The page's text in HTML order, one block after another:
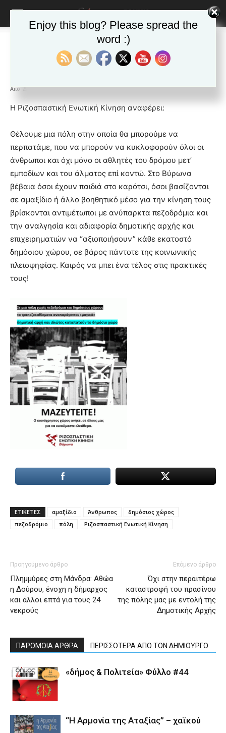
Ανακοινώσεις - Δελτία τύπου
Ανακοινώσεις - Δελτία τύπου Δημοφιλή άρθρα
Μαζευτείτε!
Από Δ&Π - 16 Ιουνίου 2022
blonde
hot
cam
show.desi
xxx
lyons
teaches
you
the
of
pain.
pornhun
hd
Η Ριζοσπαστική Ενωτική Κίνηση αναφέρει:
Θέλουμε μια πόλη στην οποία θα μπορούμε να
περπατάμε, που να μπορούν να κυκλοφορούν όλοι οι
άνθρωποι και όχι μόνο οι αθλητές του δρόμου μετ’
εμποδίων και του άλματος επί κοντώ. Στο Βύρωνα
βέβαια όσοι έχουν παιδιά στο καρότσι, όσοι βασίζονται
σε αμαξίδιο ή άλλο βοηθητικό μέσο για την κίνηση τους
βρίσκονται αντιμέτωποι με ανύπαρκτα πεζοδρόμια και
την αναλγησία και αδιαφορία δημοτικής αρχής και
επιχειρηματιών να “αξιοποιήσουν” κάθε εκατοστό
δημόσιου χώρου, σε βάρος πάντοτε της κοινωνικής
πλειοψηφίας. Καιρός να μπει ένα τέλος στις πρακτικές
τους!
ΕΤΙΚΕΤΕΣ αμαξίδιο Άνθρωπος
δημόσιος χώρος
πεζοδρόμιo
πόλη Ριζοσπαστική Ενωτική Κίνηση
Προηγούμενο άρθρο
Πλημμύρες στη Μάνδρα: Αθώα
η Δούρου, ένοχη η δήμαρχος
και άλλοι επτά για τους 24
νεκρούς
Επόμενο άρθρο
Όχι στην περαιτέρω
καταστροφή του πρασίνου
της πόλης μας με εντολή της
Δημοτικής Αρχής
ΠΑΡΟΜΟΙΑ ΑΡΘΡΑ ΠΕΡΙΣΣΟΤΕΡΑ ΑΠΟ ΤΟΝ ΔΗΜΙΟΥΡΓΟ
«δήμος & Πολιτεία» Φύλλο #44
“Η Αρμονία της Αταξίας” – χαϊκού
Enjoy this blog? Please spread the
word :)